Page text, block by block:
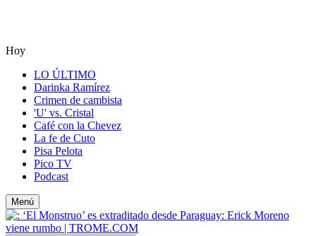
Hoy
LO ÚLTIMO
Darinka Ramírez
Crimen de cambista
'U' vs. Cristal
Café con la Chevez
La fe de Cuto
Pisa Pelota
Pico TV
Podcast
Menú